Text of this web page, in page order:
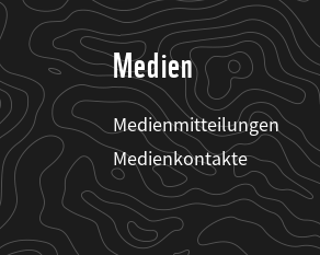
Medien
Medienmitteilungen
Medienkontakte